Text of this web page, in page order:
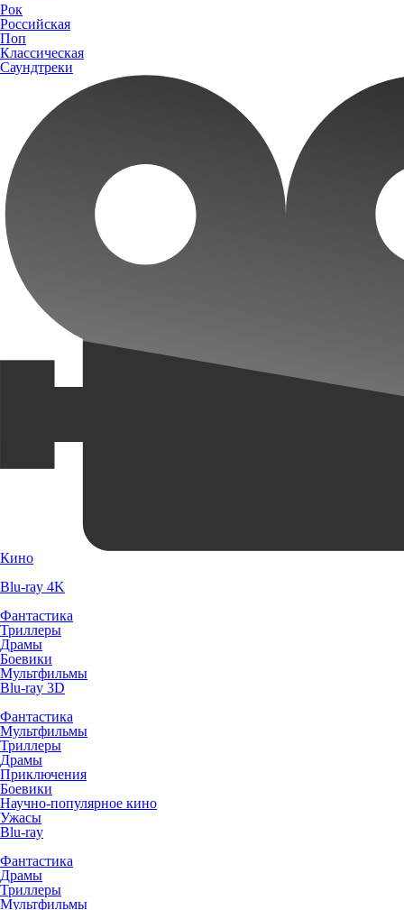
Рок
Российская
Поп
Классическая
Саундтреки
Кино
Blu-ray 4K
Фантастика
Триллеры
Драмы
Боевики
Мультфильмы
Blu-ray 3D
Фантастика
Мультфильмы
Триллеры
Драмы
Приключения
Боевики
Научно-популярное кино
Ужасы
Blu-ray
Фантастика
Драмы
Триллеры
Мультфильмы